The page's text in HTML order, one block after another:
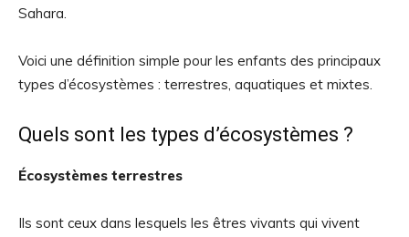
Sahara.
Voici une définition simple pour les enfants des principaux
types d’écosystèmes : terrestres, aquatiques et mixtes.
Quels sont les types d’écosystèmes ?
Écosystèmes terrestres
Ils sont ceux dans lesquels les êtres vivants qui vivent